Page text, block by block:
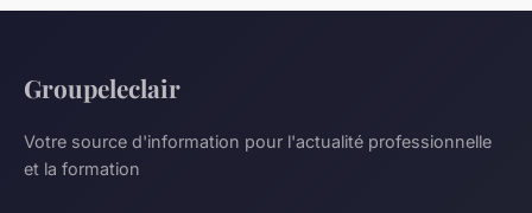
Groupeleclair
Votre source d'information pour l'actualité professionnelle
et la formation